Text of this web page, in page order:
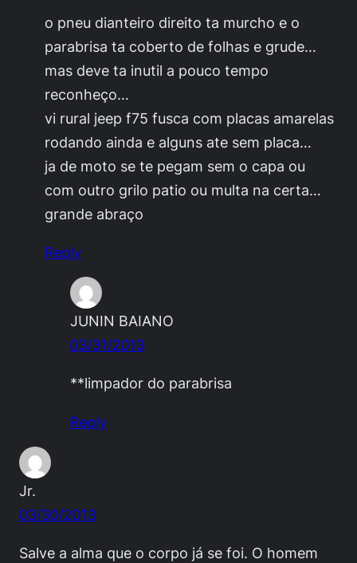
o pneu dianteiro direito ta murcho e o
parabrisa ta coberto de folhas e grude…
mas deve ta inutil a pouco tempo
reconheço…
vi rural jeep f75 fusca com placas amarelas
rodando ainda e alguns ate sem placa…
ja de moto se te pegam sem o capa ou
com outro grilo patio ou multa na certa…
grande abraço
Reply
JUNIN BAIANO
03/31/2013
**limpador do parabrisa
Reply
Jr.
03/30/2013
Salve a alma que o corpo já se foi. O homem